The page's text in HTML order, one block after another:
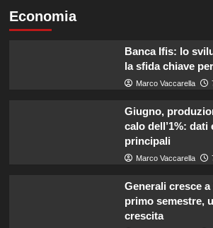
Economia
Banca Ifis: lo
la sfida chiave
Marco Vaccarella
Giugno,
calo dell’1%: dati
principali
Marco Vaccarella
Generali cresce
primo semestre,
crescita